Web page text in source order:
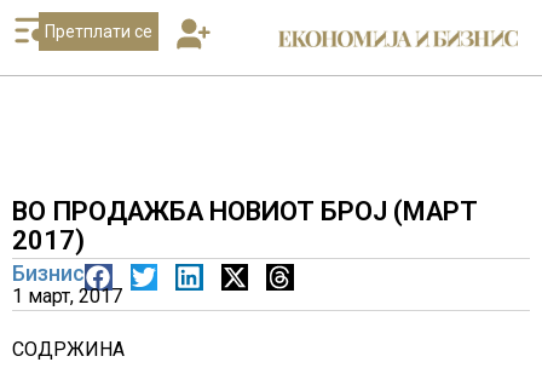
Претплати се
ВО ПРОДАЖБА НОВИОТ БРОЈ (МАРТ
2017)
Бизнис
1 март, 2017
СОДРЖИНА